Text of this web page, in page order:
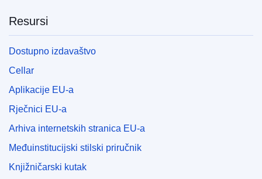
Resursi
Dostupno izdavaštvo
Cellar
Aplikacije EU-a
Rječnici EU-a
Arhiva internetskih stranica EU-a
Međuinstitucijski stilski priručnik
Knjižničarski kutak